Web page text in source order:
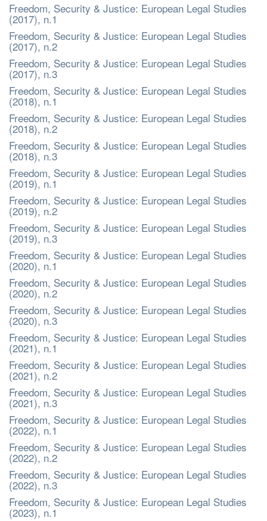
Freedom, Security & Justice: European Legal Studies
(2017), n.1
Freedom, Security & Justice: European Legal Studies
(2017), n.2
Freedom, Security & Justice: European Legal Studies
(2017), n.3
Freedom, Security & Justice: European Legal Studies
(2018), n.1
Freedom, Security & Justice: European Legal Studies
(2018), n.2
Freedom, Security & Justice: European Legal Studies
(2018), n.3
Freedom, Security & Justice: European Legal Studies
(2019), n.1
Freedom, Security & Justice: European Legal Studies
(2019), n.2
Freedom, Security & Justice: European Legal Studies
(2019), n.3
Freedom, Security & Justice: European Legal Studies
(2020), n.1
Freedom, Security & Justice: European Legal Studies
(2020), n.2
Freedom, Security & Justice: European Legal Studies
(2020), n.3
Freedom, Security & Justice: European Legal Studies
(2021), n.1
Freedom, Security & Justice: European Legal Studies
(2021), n.2
Freedom, Security & Justice: European Legal Studies
(2021), n.3
Freedom, Security & Justice: European Legal Studies
(2022), n.1
Freedom, Security & Justice: European Legal Studies
(2022), n.2
Freedom, Security & Justice: European Legal Studies
(2022), n.3
Freedom, Security & Justice: European Legal Studies
(2023), n.1